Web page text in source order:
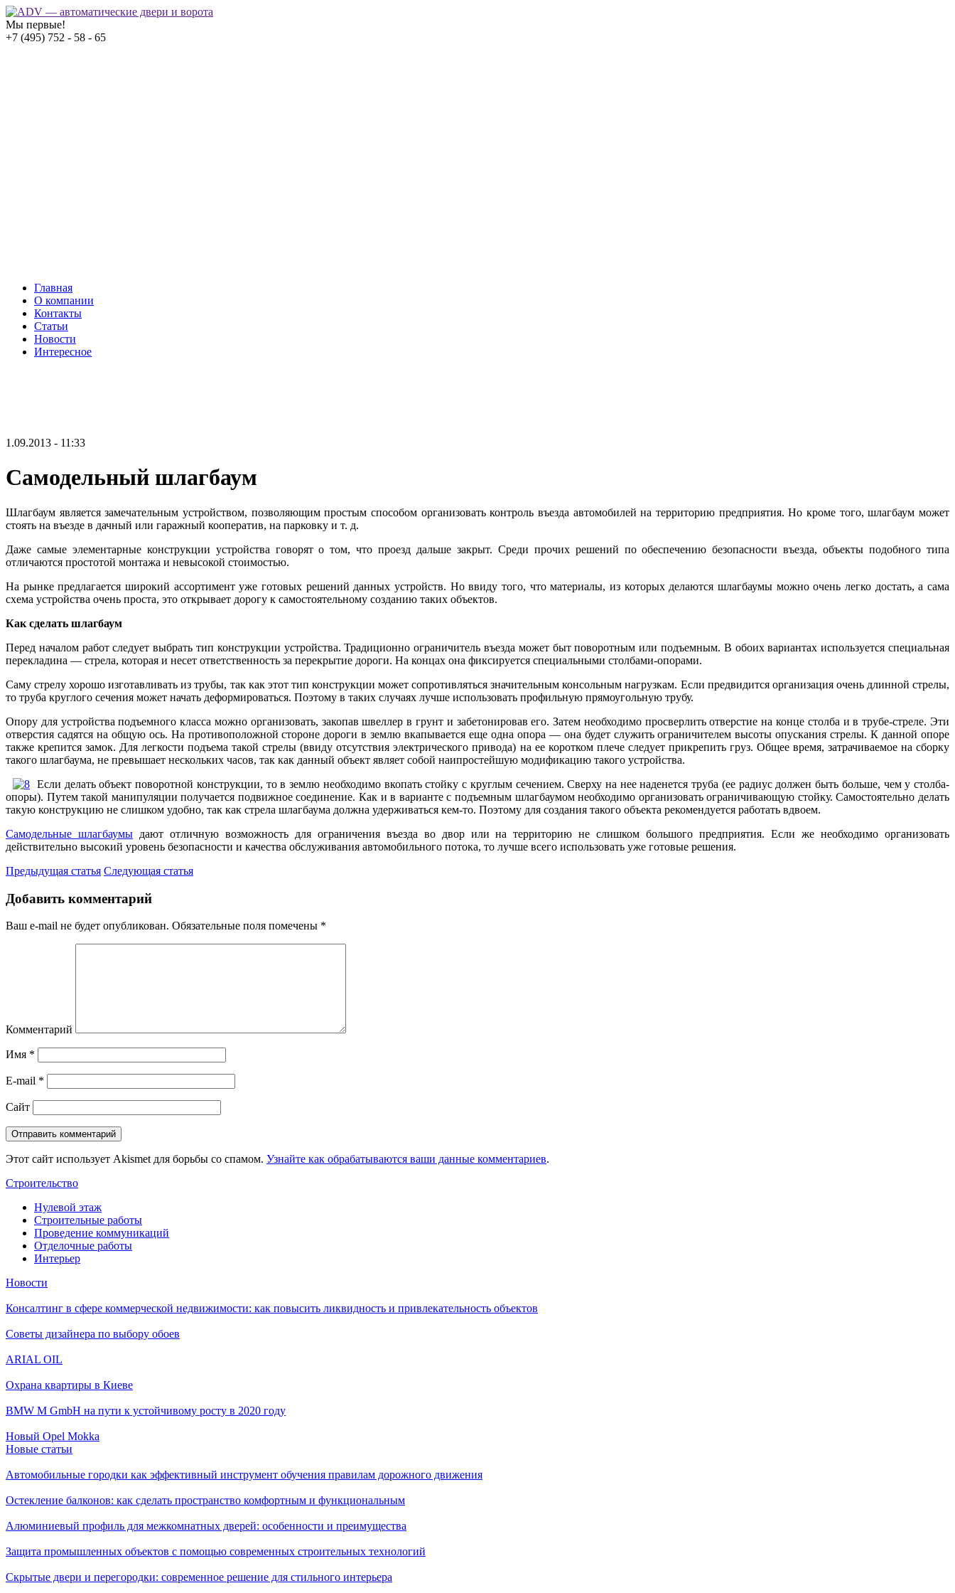
Мы первые!
+7 (495) 752 - 58 - 65
Главная
О компании
Контакты
Статьи
Новости
Интересное
1.09.2013 - 11:33
Самодельный шлагбаум
Шлагбаум является замечательным устройством, позволяющим простым способом организовать контроль въезда автомобилей на территорию предприятия. Но кроме того, шлагбаум может
стоять на въезде в дачный или гаражный кооператив, на парковку и т. д.
Даже самые элементарные конструкции устройства говорят о том, что проезд дальше закрыт. Среди прочих решений по обеспечению безопасности въезда, объекты подобного типа
отличаются простотой монтажа и невысокой стоимостью.
На рынке предлагается широкий ассортимент уже готовых решений данных устройств. Но ввиду того, что материалы, из которых делаются шлагбаумы можно очень легко достать, а сама
схема устройства очень проста, это открывает дорогу к самостоятельному созданию таких объектов.
Как сделать шлагбаум
Перед началом работ следует выбрать тип конструкции устройства. Традиционно ограничитель въезда может быт поворотным или подъемным. В обоих вариантах используется специальная
перекладина — стрела, которая и несет ответственность за перекрытие дороги. На концах она фиксируется специальными cтолбами-опорами.
Саму стрелу хорошо изготавливать из трубы, так как этот тип конструкции может сопротивляться значительным консольным нагрузкам. Если предвидится организация очень длинной стрелы,
то труба круглого сечения может начать деформироваться. Поэтому в таких случаях лучше использовать профильную прямоугольную трубу.
Опору для устройства подъемного класса можно организовать, закопав швеллер в грунт и забетонировав его. Затем необходимо просверлить отверстие на конце столба и в трубе-стреле. Эти
отверстия садятся на общую ось. На противоположной стороне дороги в землю вкапывается еще одна опора — она будет служить ограничителем высоты опускания стрелы. К данной опоре
также крепится замок. Для легкости подъема такой стрелы (ввиду отсутствия электрического привода) на ее коротком плече следует прикрепить груз. Общее время, затрачиваемое на сборку
такого шлагбаума, не превышает нескольких часов, так как данный объект являет собой наипростейшую модификацию такого устройства.
Если делать объект поворотной конструкции, то в землю необходимо вкопать стойку с круглым сечением. Сверху на нее наденется труба (ее радиус должен быть больше, чем у столба-
опоры). Путем такой манипуляции получается подвижное соединение. Как и в варианте с подъемным шлагбаумом необходимо организовать ограничивающую стойку. Самостоятельно делать
такую конструкцию не слишком удобно, так как стрела шлагбаума должна удерживаться кем-то. Поэтому для создания такого объекта рекомендуется работать вдвоем.
Самодельные шлагбаумыдают отличную возможность для ограничения въезда во двор или на территорию не слишком большого предприятия. Если же необходимо организовать
действительно высокий уровень безопасности и качества обслуживания автомобильного потока, то лучше всего использовать уже готовые решения.
Предыдущая статья Следующая статья
Добавить комментарий
Ваш e-mail не будет опубликован. Обязательные поля помечены *
Комментарий
Имя *
E-mail *
Сайт
Этот сайт использует Akismet для борьбы со спамом. Узнайте как обрабатываются ваши данные комментариев.
Строительство
Нулевой этаж
Строительные работы
Проведение коммуникаций
Отделочные работы
Интерьер
Новости
Консалтинг в сфере коммерческой недвижимости: как повысить ликвидность и привлекательность объектов
Советы дизайнера по выбору обоев
ARIAL OIL
Охрана квартиры в Киеве
BMW M GmbH на пути к устойчивому росту в 2020 году
Новый Opel Mokka
Новые статьи
Автомобильные городки как эффективный инструмент обучения правилам дорожного движения
Остекление балконов: как сделать пространство комфортным и функциональным
Алюминиевый профиль для межкомнатных дверей: особенности и преимущества
Защита промышленных объектов с помощью современных строительных технологий
Скрытые двери и перегородки: современное решение для стильного интерьера